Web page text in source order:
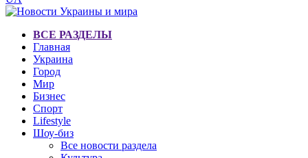
ВСЕ РАЗДЕЛЫ
Главная
Украина
Город
Мир
Бизнес
Спорт
Lifestyle
Шоу-биз
Все новости раздела